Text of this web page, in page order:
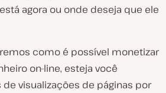
agora ou onde deseja que ele
como é possível monetizar
on-line, esteja você
visualizações de páginas por